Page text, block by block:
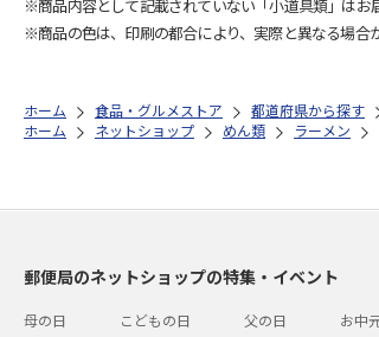
※商品内容として記載されていない「小道具類」はお
※商品の色は、印刷の都合により、実際と異なる場合
ホーム 食品・グルメストア 都道府県から探す
ホーム
ネットショップ めん類 ラーメン
郵便局のネットショップの特集・イベント
母の日 こどもの日 父の日 お中